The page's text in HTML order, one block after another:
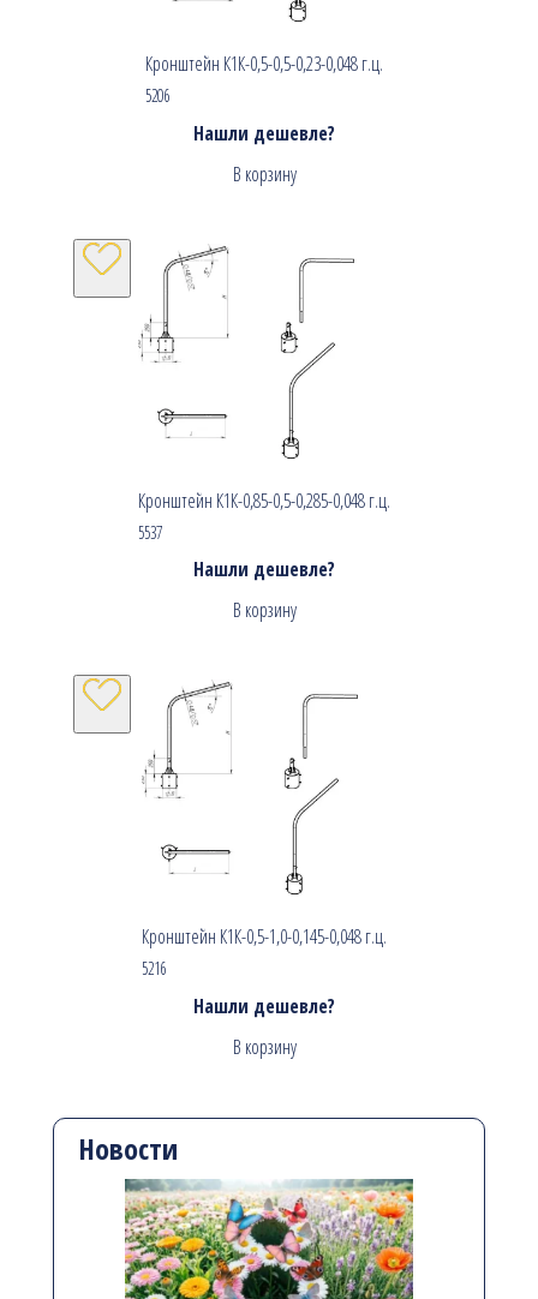
Кронштейн К1К-0,5-0,5-0,23-0,048 г.ц.
5206
Нашли дешевле?
В корзину
Кронштейн К1К-0,85-0,5-0,285-0,048 г.ц.
5537
Нашли дешевле?
В корзину
Кронштейн К1К-0,5-1,0-0,145-0,048 г.ц.
5216
Нашли дешевле?
В корзину
Новости